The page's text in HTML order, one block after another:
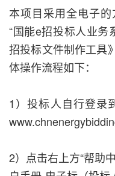
本项目采用全电子
“国能e招投标人业务
招投标文件制作工具
体操作流程如下：
1）投标人自行登录
2）点击右上方“帮助